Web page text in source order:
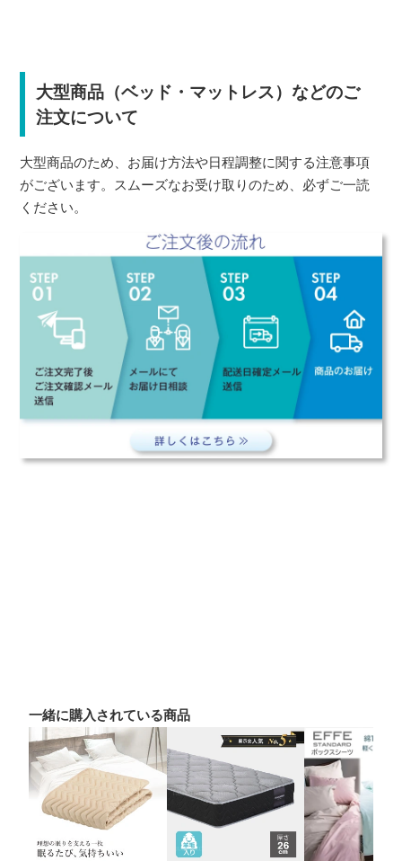
大型商品（ベッド・マットレス）などのご
注文について
大型商品のため、お届け方法や日程調整に関する注意事項
がございます。スムーズなお受け取りのため、必ずご一読
ください。
一緒に購入されている商品